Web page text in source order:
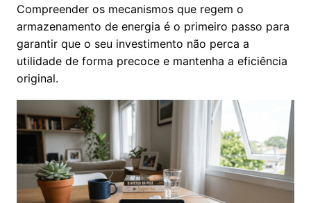
Compreender os mecanismos que regem o
armazenamento de energia é o primeiro passo para
garantir que o seu investimento não perca a
utilidade de forma precoce e mantenha a eficiência
original.